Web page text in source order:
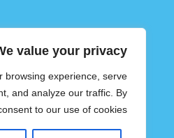
value your privacy
browsing experience, serve
and analyze our traffic. By
to our use of cookies.
צימרים ומלונות זולים